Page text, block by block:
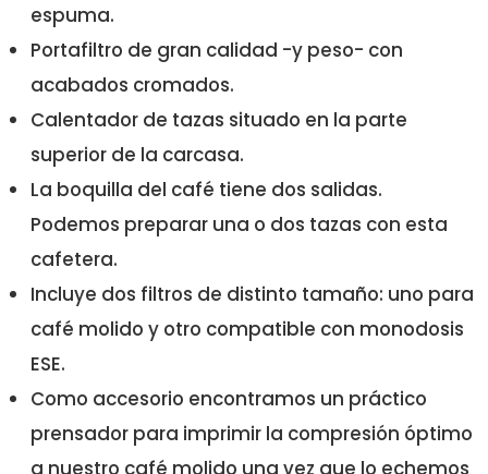
espuma.
Portafiltro de gran calidad -y peso- con
acabados cromados.
Calentador de tazas situado en la parte
superior de la carcasa.
La boquilla del café tiene dos salidas.
Podemos preparar una o dos tazas con esta
cafetera.
Incluye dos filtros de distinto tamaño: uno para
café molido y otro compatible con monodosis
ESE.
Como accesorio encontramos un práctico
prensador para imprimir la compresión óptimo
a nuestro café molido una vez que lo echemos